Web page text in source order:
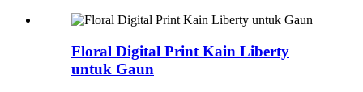
Floral Digital Print Kain Liberty
untuk Gaun